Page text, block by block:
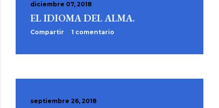
diciembre 07, 2018
EL IDIOMA DEL ALMA.
Compartir 1 comentario
septiembre 26, 2018